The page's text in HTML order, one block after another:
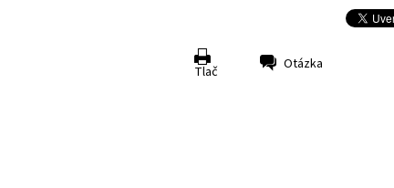
Tlač Otázka